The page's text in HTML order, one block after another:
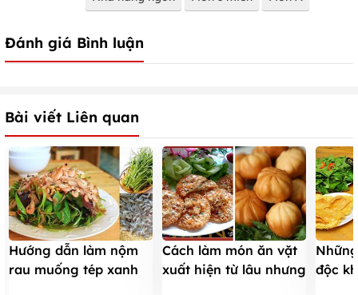
Đánh giá Bình luận
Bài viết Liên quan
Hướng dẫn làm nộm
rau muống tép xanh
Cách làm món ăn vặt
xuất hiện từ lâu nhưng
độc